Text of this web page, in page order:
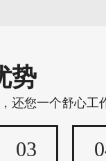
势
还您一个舒心工
03